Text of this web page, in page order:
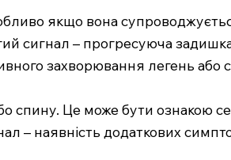
якщо вона
сигнал – прогресуюча
захворювання легень або
спину. Це може бути ознакою
– наявність додаткових